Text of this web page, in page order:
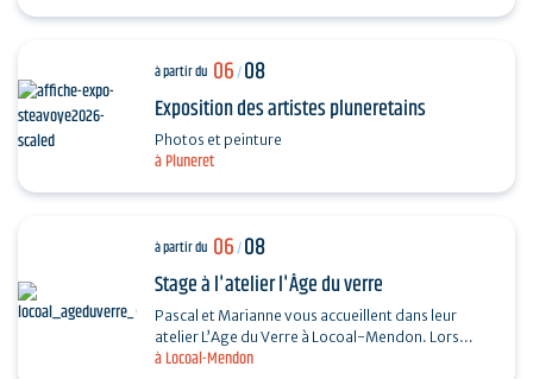
à Pluneret
à partir du 06/08
Exposition des artistes pluneretains
Photos et peinture
à Locoal-Mendon
à partir du 06/08
Stage à l'atelier l'Âge du verre
Pascal et Marianne vous accueillent dans leur
atelier L’Age du Verre à Locoal-Mendon. Lors
d’une séance de 3 heures, vous fabriquerez des